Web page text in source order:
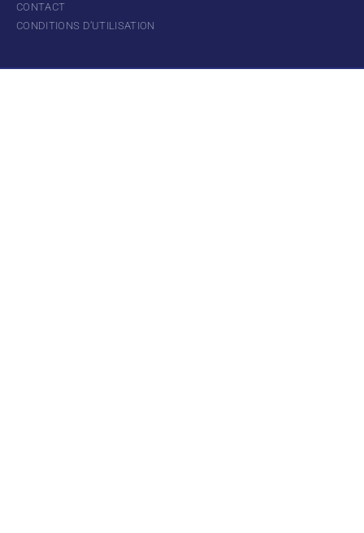
CONTACT
CONDITIONS D’UTILISATION